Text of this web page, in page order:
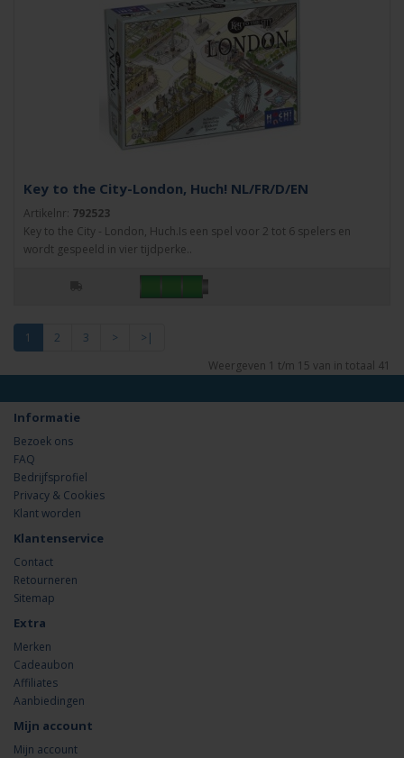
Key to the City-London, Huch! NL/FR/D/EN
Artikelnr: 792523
Key to the City - London, Huch.Is een spel voor 2 tot 6 spelers en
wordt gespeeld in vier tijdperke..
1 2 3 >
>|
Weergeven 1 t/m 15 van in totaal 41
Informatie
Bezoek ons
FAQ
Bedrijfsprofiel
Privacy & Cookies
Klant worden
Klantenservice
Contact
Retourneren
Sitemap
Extra
Merken
Cadeaubon
Affiliates
Aanbiedingen
Mijn account
Mijn account